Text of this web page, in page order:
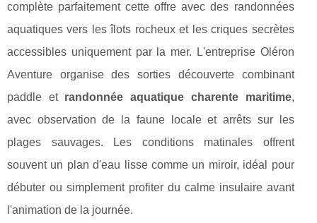
complète parfaitement cette offre avec des randonnées
aquatiques vers les îlots rocheux et les criques secrètes
accessibles uniquement par la mer. L'entreprise Oléron
Aventure organise des sorties découverte combinant
paddle et randonnée aquatique charente maritime,
avec observation de la faune locale et arrêts sur les
plages sauvages. Les conditions matinales offrent
souvent un plan d'eau lisse comme un miroir, idéal pour
débuter ou simplement profiter du calme insulaire avant
l'animation de la journée.